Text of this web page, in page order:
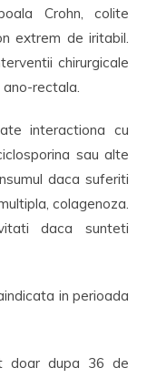
Crohn, colite
extrem de iritabil.
chirurgicale
rectala.
interactiona cu
sau alte
daca suferiti
colagenoza.
daca sunteti
in perioada
doar dupa 36 de